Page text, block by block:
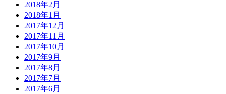
2018年2月
2018年1月
2017年12月
2017年11月
2017年10月
2017年9月
2017年8月
2017年7月
2017年6月